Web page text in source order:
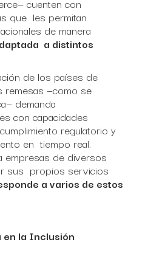
que les permitan
de manera
a distintos
de los países de
remesas —como se
demanda
con capacidades
regulatorio y
en tiempo real.
empresas de diversos
sus propios servicios
a varios de estos
en la Inclusión